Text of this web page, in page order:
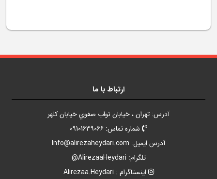
ارتباط با ما
آدرس: تهران ، خيابان نواب صفوي خيابان کلهر
شماره تماس: 09101639066
آدرس ايميل: Info@alirezaheydari.com
تلگرام: AlirezaaHeydari@
اينستاگرام : Alirezaa.Heydari